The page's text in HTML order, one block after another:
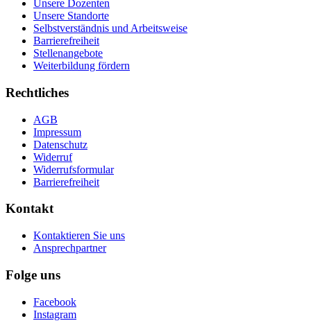
Unsere Dozenten
Unsere Standorte
Selbstverständnis und Arbeitsweise
Barrierefreiheit
Stellenangebote
Weiterbildung fördern
Rechtliches
AGB
Impressum
Datenschutz
Widerruf
Widerrufsformular
Barrierefreiheit
Kontakt
Kontaktieren Sie uns
Ansprechpartner
Folge uns
Facebook
Instagram